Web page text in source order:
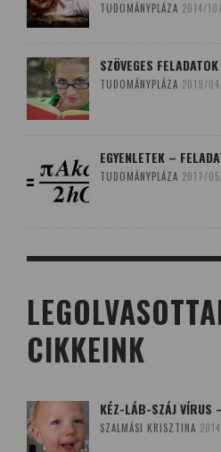
TUDOMÁNYPLÁZA 2014/
SZÖVEGES
TUDOMÁNYPLÁZA 2019/
EGYENLETEK –
TUDOMÁNYPLÁZA 2017/
CIKKEINK
KÉZ-LÁB-SZÁJ VÍRUS
SZALMÁSI KRISZTINA